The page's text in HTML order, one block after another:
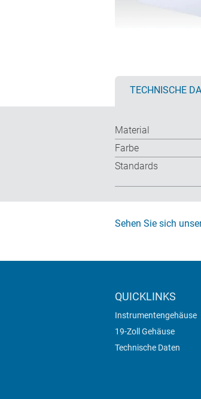
TECHNISCHE
Material
Farbe
Standards
Sehen Sie sich
QUICKLINKS
Instrumentengehäuse
19-Zoll Gehäuse
Technische Daten